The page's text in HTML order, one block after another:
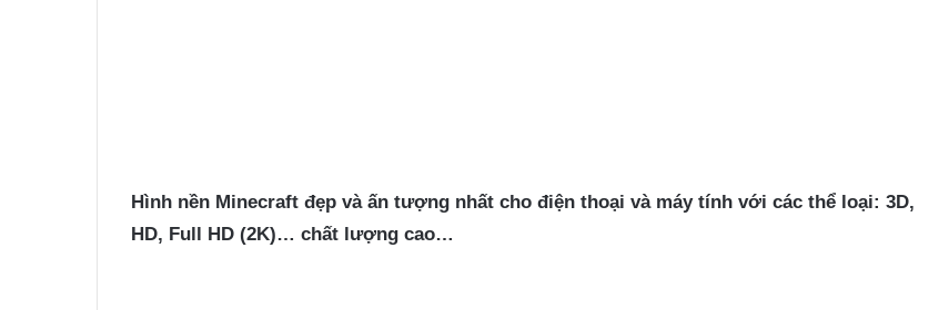
Hình nền Minecraft đẹp và ấn tượng nhất cho điện thoại và máy tính với các thể loại: 3D,
HD, Full HD (2K)… chất lượng cao…